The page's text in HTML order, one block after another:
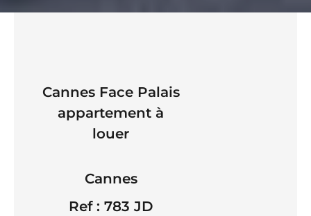
Cannes Face Palais
appartement à
louer
Cannes
Ref : 783 JD